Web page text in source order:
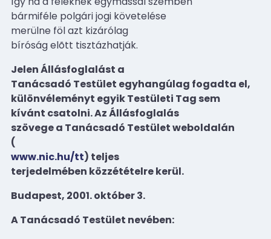
bármiféle polgári jogi követelése
merülne föl azt kizárólag
bíróság elõtt tisztázhatják.
Jelen Állásfoglalást a
Tanácsadó Testület egyhangúlag fogadta el,
különvéleményt egyik Testületi Tag sem
kívánt csatolni. Az Állásfoglalás
szövege a Tanácsadó Testület weboldalán
(
www.nic.hu/tt) teljes
terjedelmében közzétételre kerül.
Budapest, 2001. október 3.
A Tanácsadó Testület nevében: